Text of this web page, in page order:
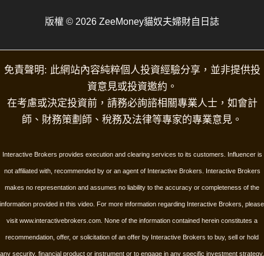
版權 © 2026 ZeeMoney貓奴夫婦財自日誌
免責聲明: 此網站內容純粹個人投資經驗分享，並非提供投
資意見或投資邀約。
在考慮或決定投資前，請務必詢諮相關專業人士，如會計
師、財務策劃師、稅務及法律等專家的專業意見。
Interactive Brokers provides execution and clearing services to its customers. Influencer is
not affiliated with, recommended by or an agent of Interactive Brokers. Interactive Brokers
makes no representation and assumes no liability to the accuracy or completeness of the
information provided in this video. For more information regarding Interactive Brokers, please
visit www.interactivebrokers.com. None of the information contained herein constitutes a
recommendation, offer, or solicitation of an offer by Interactive Brokers to buy, sell or hold
any security, financial product or instrument or to engage in any specific investment strategy.